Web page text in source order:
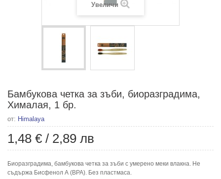
Увеличи
Бамбукова четка за зъби, биоразградима,
Хималая, 1 бр.
от: Himalaya
1,48 € / 2,89 лв
Биоразградима, бамбукова четка за зъби с умерено меки влакна. Не
съдържа Бисфенол А (BPA). Без пластмаса.